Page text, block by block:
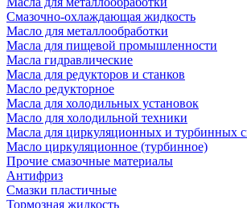
Смазочно-охлаждающая жидкость
Масло для металлообработки
Масла для пищевой промышленности
Масла гидравлические
Масла для редукторов и станков
Масло редукторное
Масла для холодильных установок
Масло для холодильной техники
Масла для циркуляционных и турбинных
Масло циркуляционное (турбинное)
Прочие смазочные материалы
Антифриз
Смазки пластичные
Тормозная жидкость